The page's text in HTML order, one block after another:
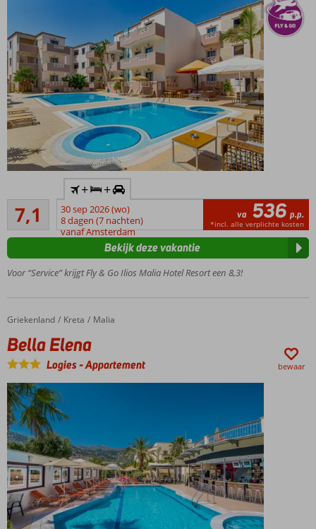
In het
populaire
Malia
Ca. 100
m van
Bruisend
nachtleven
ongeveer
500 m
van het
strand
7,1Voldoende/goed
15
beoordelingen
+ +
30 sep 2026 (wo)
8 dagen (7 nachten)
vanaf Amsterdam
va 536 p.p.
*incl. alle verplichte kosten
Voor “Service” krijgt Fly & Go Ilios Malia Hotel Resort een 8,3!
Bekijk deze vakantie
Home
Griekenland Kreta Malia
Bella Elena
Bella Elena
Logies-Appartement bewaar